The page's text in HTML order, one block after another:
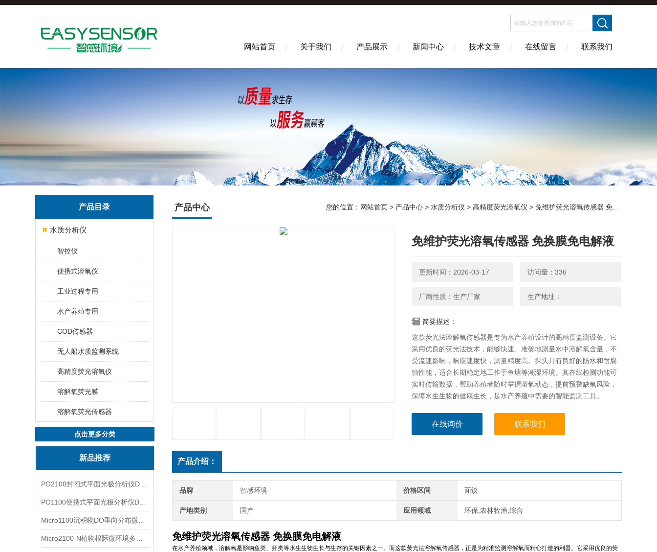
网站首页 关于我们 产品展示 新闻中心 技术文章 在线留言 联系我们
产品目录
水质分析仪
智控仪
便携式溶氧仪
工业过程专用
水产养殖专用
COD传感器
无人船水质监测系统
高精度荧光溶氧仪
溶解氧荧光膜
溶解氧荧光传感器
点击更多分类
新品推荐
产品中心 您的位置： 网站首页 > 产品中心 > 水质分析仪 > 高精度荧光溶氧仪 > 免维护荧光溶氧传感器 免换膜免电解液
免维护荧光溶氧传感器 免换膜免电解液
更新时间：2026-03-17 访问量：336
厂商性质：生产厂家 生产地址：
简要描述：
这款荧光法溶解氧传感器是专为水产养殖设计的高精度监测设备。它
采用优良的荧光法技术，能够快速、准确地测量水中溶解氧含量，不
受流速影响，响应速度快，测量精度高。探头具有良好的防水和耐腐
蚀性能，适合长期稳定地工作于鱼塘等潮湿环境。其在线检测功能可
实时传输数据，帮助养殖者随时掌握溶氧动态，提前预警缺氧风险，
保障水生生物的健康生长，是水产养殖中需要的智能监测工具。
在线询价 联系我们
产品介绍：
品牌 智感环境 价格区间 面议
产地类别 国产 应用领域 环保,农林牧渔,综合
免维护荧光溶氧传感器 免换膜免电解液
在水产养殖领域，溶解氧是影响鱼类、虾类等水生生物生长与生存的关键因素之一。而这款荧光法溶解氧传感器，正是为精准监测溶解氧而精心打造的利器。 它采用优良的荧